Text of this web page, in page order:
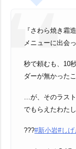
『さわら焼き霜
メニューに出会
秒で頼むも、10
ダーが無かった
…が、そのラス
でもらえたわたし
???#新小岩#しげ